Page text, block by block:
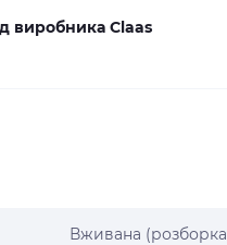
виробника Claas
Вживана